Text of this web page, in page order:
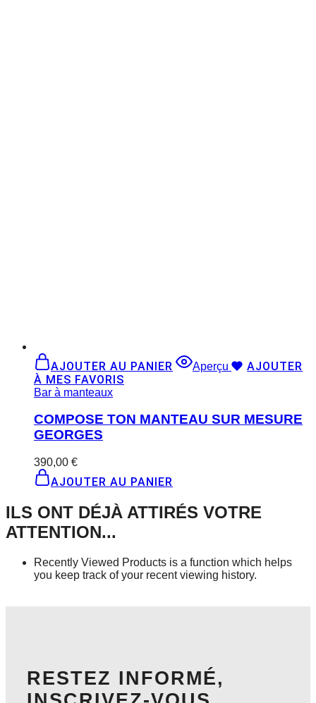
AJOUTER AU PANIER Aperçu
AJOUTER
À MES FAVORIS
Bar à manteaux
COMPOSE TON MANTEAU SUR MESURE
GEORGES
390,00 €
AJOUTER AU PANIER
ILS ONT DÉJÀ ATTIRÉS VOTRE
ATTENTION...
Recently Viewed Products is a function which helps
you keep track of your recent viewing history.
RESTEZ INFORMÉ,